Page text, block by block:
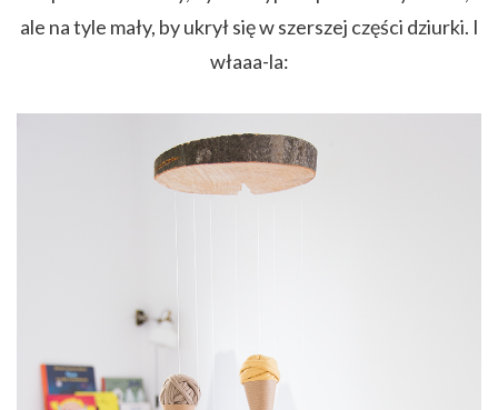
ale na tyle mały, by ukrył się w szerszej części dziurki. I
właaa-la: